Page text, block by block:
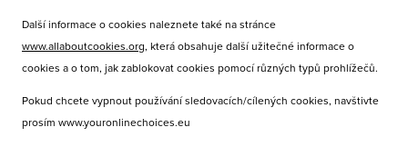
Další informace o cookies naleznete také na stránce
www.allaboutcookies.org, která obsahuje další užitečné informace o
cookies a o tom, jak zablokovat cookies pomocí různých typů prohlížečů.
Pokud chcete vypnout používání sledovacích/cílených cookies, navštivte
prosím www.youronlinechoices.eu